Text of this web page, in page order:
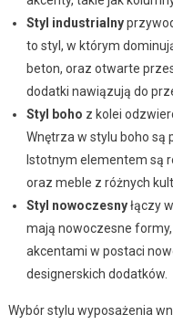
Styl industrialny
to styl, w którym
beton, oraz otwarte
dodatki nawiązują do
Styl boho z kolei
Wnętrza w stylu boho są
Istotnym elementem są
oraz meble z różnych
Styl nowoczesnyłączy
mają nowoczesne
akcentami w postaci
designerskich dodatków.
Wybór stylu wyposażenia